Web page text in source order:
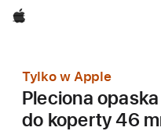
Apple
Tylko w Apple
Pleciona
do koperty 46